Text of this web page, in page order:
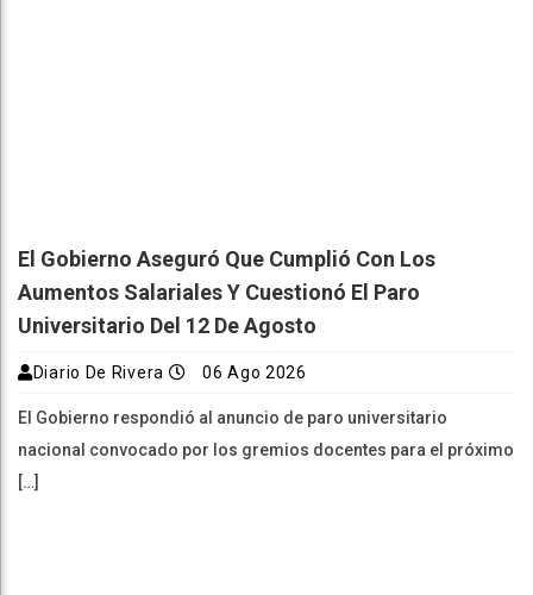
El Gobierno Aseguró Que Cumplió Con Los
Aumentos Salariales Y Cuestionó El Paro
Universitario Del 12 De Agosto
Diario De Rivera 06 Ago 2026
El Gobierno respondió al anuncio de paro universitario
nacional convocado por los gremios docentes para el próximo
[…]